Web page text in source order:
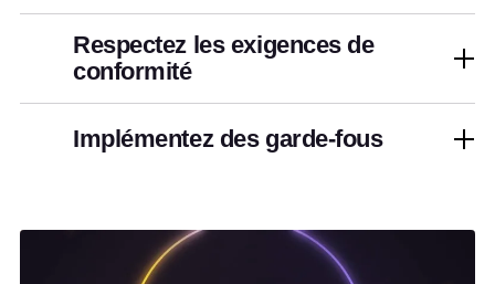
Respectez les exigences de
conformité
Implémentez des garde-fous